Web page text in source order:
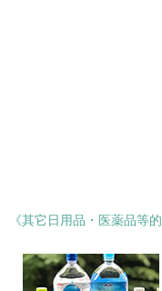
《其它日用品・医薬品等的